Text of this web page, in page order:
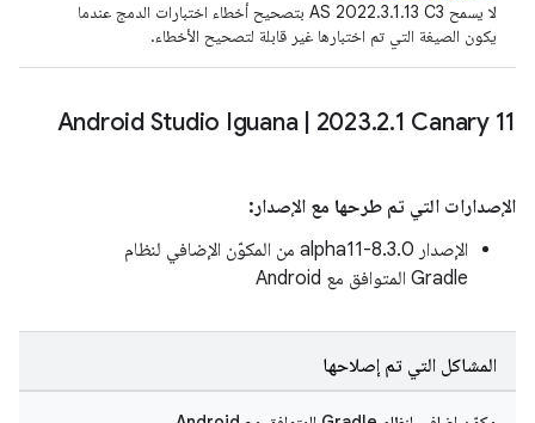
لا يسمح AS 2022.3.1.13 C3 بتصحيح أخطاء اختبارات الدمج عندما
يكون الصيغة التي تم اختبارها غير قابلة لتصحيح الأخطاء.
Android Studio Iguana 2023.2.1 Canary 11
الإصدارات التي تم طرحها مع الإصدار:
الإصدار 8.3.0-alpha11 من المكوّن الإضافي لنظام
Gradle المتوافق مع Android
المشاكل التي تم إصلاحها